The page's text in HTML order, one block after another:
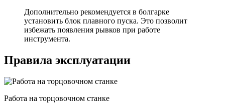
Дополнительно рекомендуется в болгарке
установить блок плавного пуска. Это позволит
избежать появления рывков при работе
инструмента.
Правила эксплуатации
Работа на торцовочном станке